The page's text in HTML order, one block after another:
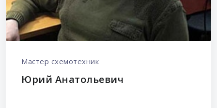
Мастер схемотехник
Юрий Анатольевич